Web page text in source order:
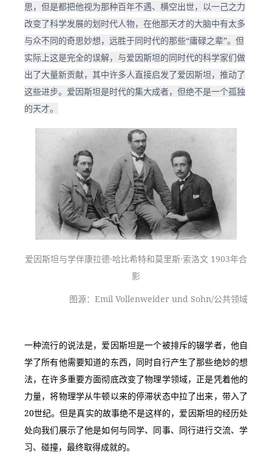
思，但是都把他视为那种百年不遇、横空出世，以一己之力
改变了科学发展的划时代人物，在他那天才的大脑中有太多
与众不同的奇思妙想，远胜于同时代的那些“庸碌之辈”。但
实际上这是完全的误解，与爱因斯坦的同时代的科学家们做
出了大量新贡献，其中许多人直接启发了爱因斯坦，推动了
这些进步。爱因斯坦是时代的集大成者，但绝不是一个孤独
的天才。
爱因斯坦与学伴康拉德·哈比希特和莫里斯·索洛文 1903年合
影
图源：Emil Vollenweider und Sohn/公共领域
一种流行的说法是，爱因斯坦是一个被排斥的辍学者，他自
学了所有他需要知道的东西，同时自行产生了那些绝妙的想
法，在许多重要方面彻底改变了物理学领域，正是凭着他的
力量，将物理学从牛顿以来的停滞状态中拉了出来，带入了
20世纪。但是真实的故事绝不是这样的，爱因斯坦的经历处
处向我们展示了他是如何与同学、同事、同行进行交流、学
习、碰撞，最终取得成就的。